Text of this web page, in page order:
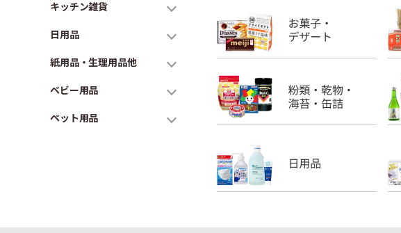
キッチン雑貨
日用品
紙用品・生理用品他
ベビー用品
ペット用品